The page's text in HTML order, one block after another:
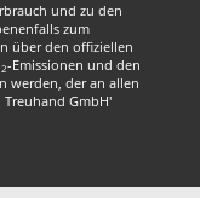
und zu den
zum
über den offiziellen
2-Emissionen und den
werden, der an allen
GmbH'